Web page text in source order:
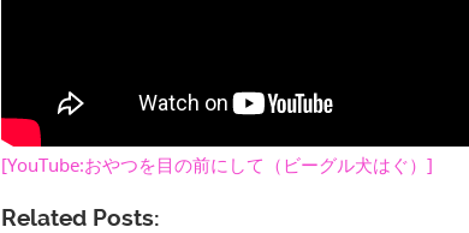
[YouTube:おやつを目の前にして（ビーグル犬はぐ）]
Related Posts: